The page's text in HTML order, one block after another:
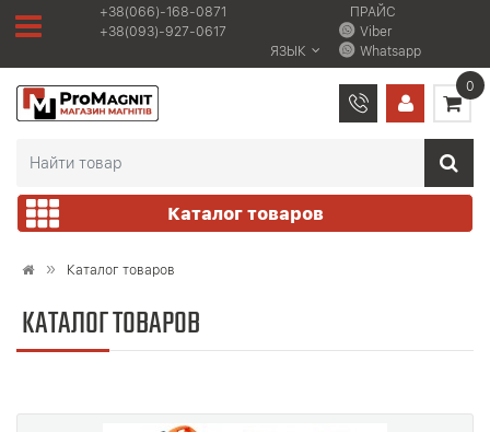
+38(066)-168-0871
+38(093)-927-0617
ЯЗЫК
ПРАЙС
Viber
Whatsapp
Каталог товаров
0
Каталог товаров
КАТАЛОГ ТОВАРОВ